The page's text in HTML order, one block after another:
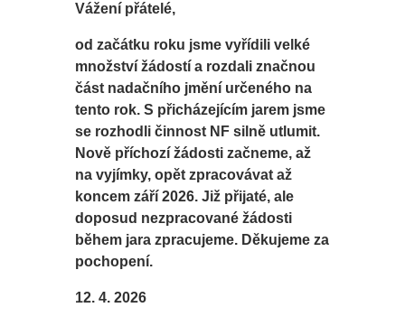
Vážení přátelé,
od začátku roku jsme vyřídili velké
množství žádostí a rozdali značnou
část nadačního jmění určeného na
tento rok. S přicházejícím jarem jsme
se rozhodli činnost NF silně utlumit.
Nově příchozí žádosti začneme, až
na vyjímky, opět zpracovávat až
koncem září 2026. Již přijaté, ale
doposud nezpracované žádosti
během jara zpracujeme. Děkujeme za
pochopení.
12. 4. 2026